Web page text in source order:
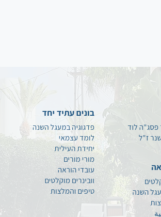
שנה - הילית בן בוכר, המורה
המאמנת פעילויות פתי
בונים עתיד יחד
פדגוגיה במעגל השנה
לומד עצמאי
יחידת העילית
מורי מורים
עובדי הוראה
וובינרים מוקלטים
טיפים והמלצות
פסג"ה לוד
ז"ל
השנה